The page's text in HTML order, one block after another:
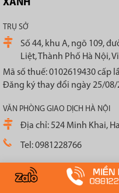
XANH
TRỤ SỞ
Số 44, khu A, ngõ 109,
Liệt, Thành Phố Hà Nội,
Mã số thuế: 0102619430 cấp
Đăng ký thay đổi ngày 25/08/
VĂN PHÒNG GIAO DỊCH HÀ NỘI
Địa chỉ: 524 Minh Khai,
Tel: 0981228766
VĂN PHÒNG GIAO DỊCH HỒ CHÍ
Địa chỉ: 165/2 Tân